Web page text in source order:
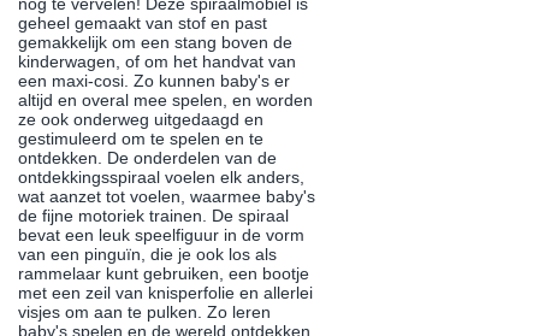
nog te vervelen! Deze spiraalmobiel is
geheel gemaakt van stof en past
gemakkelijk om een stang boven de
kinderwagen, of om het handvat van
een maxi-cosi. Zo kunnen baby's er
altijd en overal mee spelen, en worden
ze ook onderweg uitgedaagd en
gestimuleerd om te spelen en te
ontdekken. De onderdelen van de
ontdekkingsspiraal voelen elk anders,
wat aanzet tot voelen, waarmee baby's
de fijne motoriek trainen. De spiraal
bevat een leuk speelfiguur in de vorm
van een pinguïn, die je ook los als
rammelaar kunt gebruiken, een bootje
met een zeil van knisperfolie en allerlei
visjes om aan te pulken. Zo leren
baby's spelen en de wereld ontdekken